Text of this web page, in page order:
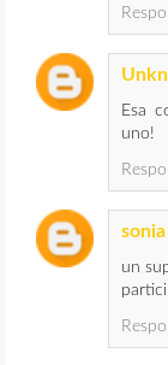
Esa
uno!
sonia
un